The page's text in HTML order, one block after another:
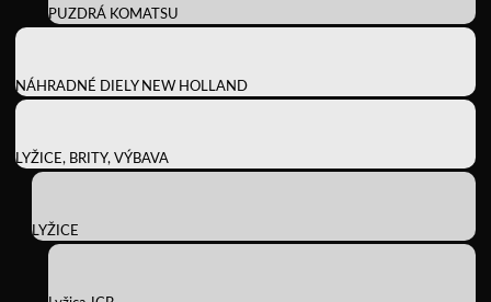
PUZDRÁ KOMATSU
NÁHRADNÉ DIELY NEW HOLLAND
LYŽICE, BRITY, VÝBAVA
LYŽICE